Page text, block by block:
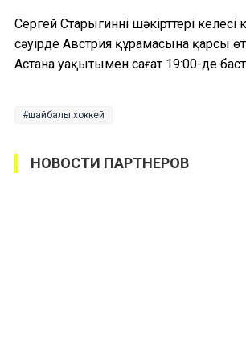
Сергей Старыгиннің шәкірттері келесі
сәуірде Австрия құрамасына қарсы
Астана уақытымен сағат 19:00-де
шайбалы хоккей
НОВОСТИ ПАРТНЕРОВ